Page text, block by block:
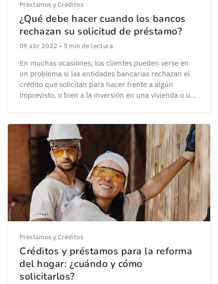
Préstamos y Créditos
¿Qué debe hacer cuando los bancos
rechazan su solicitud de préstamo?
09 abr 2022 • 5 min de lectura
En muchas ocasiones, los clientes pueden verse en
un problema si las entidades bancarias rechazan el
crédito que solicitan para hacer frente a algún
imprevisto, o bien a la inversión en una vivienda o un
formas de solicitar […]
Préstamos y Créditos
Créditos y préstamos para la reforma
del hogar: ¿cuándo y cómo
solicitarlos?